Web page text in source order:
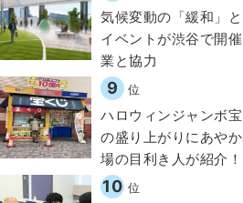
気候変動の「緩和」
イベントが渋谷で開
業と協力
9 位
ハロウィンジャンボ
の盛り上がりにあや
場の目利き人が紹介！
10 位